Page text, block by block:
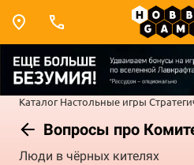
Каталог Настольные игры
Вопросы про
Люди в чёрных кителях